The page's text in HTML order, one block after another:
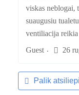
viskas neblogai,
suaugusiu
ventiliacija
Guest · 26
Palik